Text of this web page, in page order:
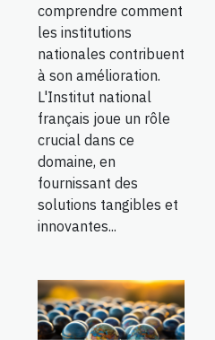
comprendre comment
les institutions
nationales contribuent
à son amélioration.
L'Institut national
français joue un rôle
crucial dans ce
domaine, en
fournissant des
solutions tangibles et
innovantes...